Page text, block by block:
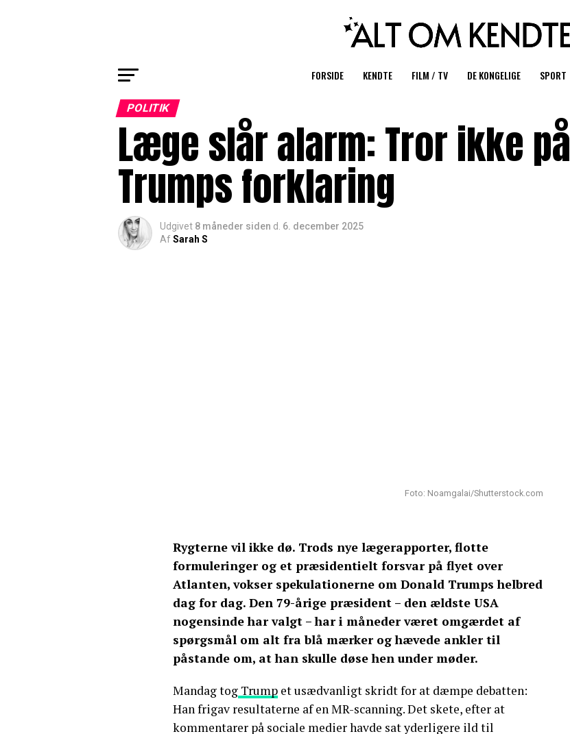
FORSIDE KENDTE FILM / TV DE KONGELIGE SPORT
POLITIK
Læge slår alarm: Tror ikke på
Trumps forklaring
Udgivet 8 måneder siden d. 6. december 2025
AfSarah S
Foto: Noamgalai/Shutterstock.com
Rygterne vil ikke dø. Trods nye lægerapporter, flotte
formuleringer og et præsidentielt forsvar på flyet over
Atlanten, vokser spekulationerne om Donald Trumps helbred
dag for dag. Den 79-årige præsident – den ældste USA
nogensinde har valgt – har i måneder været omgærdet af
spørgsmål om alt fra blå mærker og hævede ankler til
påstande om, at han skulle døse hen under møder.
Mandag tog Trump et usædvanligt skridt for at dæmpe debatten:
Han frigav resultaterne af en MR-scanning. Det skete, efter at
kommentarer på sociale medier havde sat yderligere ild til